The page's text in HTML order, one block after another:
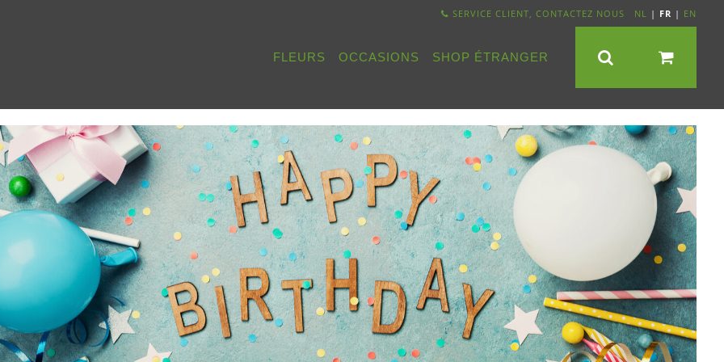
SERVICE CLIENT, CONTACTEZ NOUS NL | FR | EN
FLEURS
ARRANGEMENTS FUNERAIRES
PRODUITS DE SAISON
DES FLEURS AVEC DU VIN
PLANTES
OCCASIONS
PLAISIR
DE MARIAGE
PROMPT RETABLISSEMENT
FUNERAILLES
FÊTE DES PERES
FÊTE DES SECRETAIRES
SHOP ÉTRANGER